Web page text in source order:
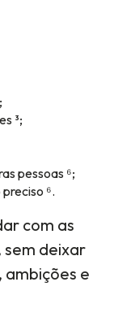
³;
pessoas ⁶;
⁶.
com as
sem deixar
ambições e